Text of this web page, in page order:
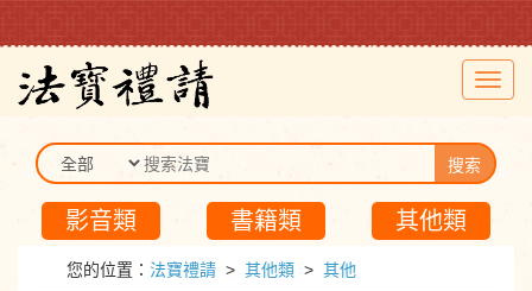
搜索
影音類 書籍類 其他類
您的位置： 法寶禮請 > 其他類 > 其他